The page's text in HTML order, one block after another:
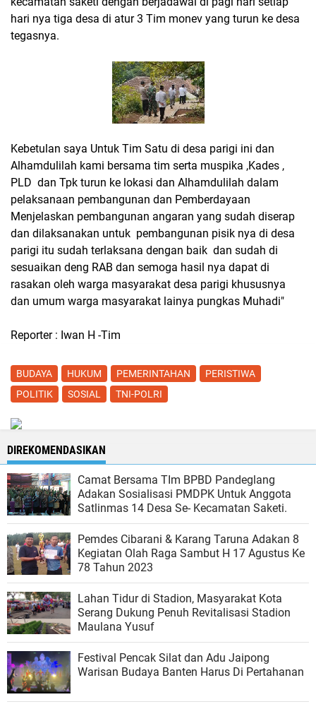
hari nya tiga desa di atur 3 Tim monev yang turun ke desa
tegasnya.
Kebetulan saya Untuk Tim Satu di desa parigi ini dan
Alhamdulilah kami bersama tim serta muspika ,Kades ,
PLD dan Tpk turun ke lokasi dan Alhamdulilah dalam
pelaksanaan pembangunan dan Pemberdayaan
Menjelaskan pembangunan angaran yang sudah diserap
dan dilaksanakan untuk pembangunan pisik nya di desa
parigi itu sudah terlaksana dengan baik dan sudah di
sesuaikan deng RAB dan semoga hasil nya dapat di
rasakan oleh warga masyarakat desa parigi khususnya
dan umum warga masyarakat lainya pungkas Muhadi"
Reporter : Iwan H -Tim
BUDAYA HUKUM PEMERINTAHAN
PERISTIWA
POLITIK
SOSIAL TNI-POLRI
DIREKOMENDASIKAN
Camat Bersama TIm BPBD Pandeglang
Adakan Sosialisasi PMDPK Untuk Anggota
Satlinmas 14 Desa Se- Kecamatan Saketi.
Pemdes Cibarani & Karang Taruna Adakan 8
Kegiatan Olah Raga Sambut H 17 Agustus Ke
78 Tahun 2023
Lahan Tidur di Stadion, Masyarakat Kota
Serang Dukung Penuh Revitalisasi Stadion
Maulana Yusuf
Festival Pencak Silat dan Adu Jaipong
Warisan Budaya Banten Harus Di Pertahanan